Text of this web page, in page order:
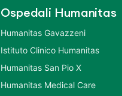
Ospedali Humanitas
Humanitas Gavazzeni
Istituto Clinico Humanitas
Humanitas San Pio X
Humanitas Medical Care